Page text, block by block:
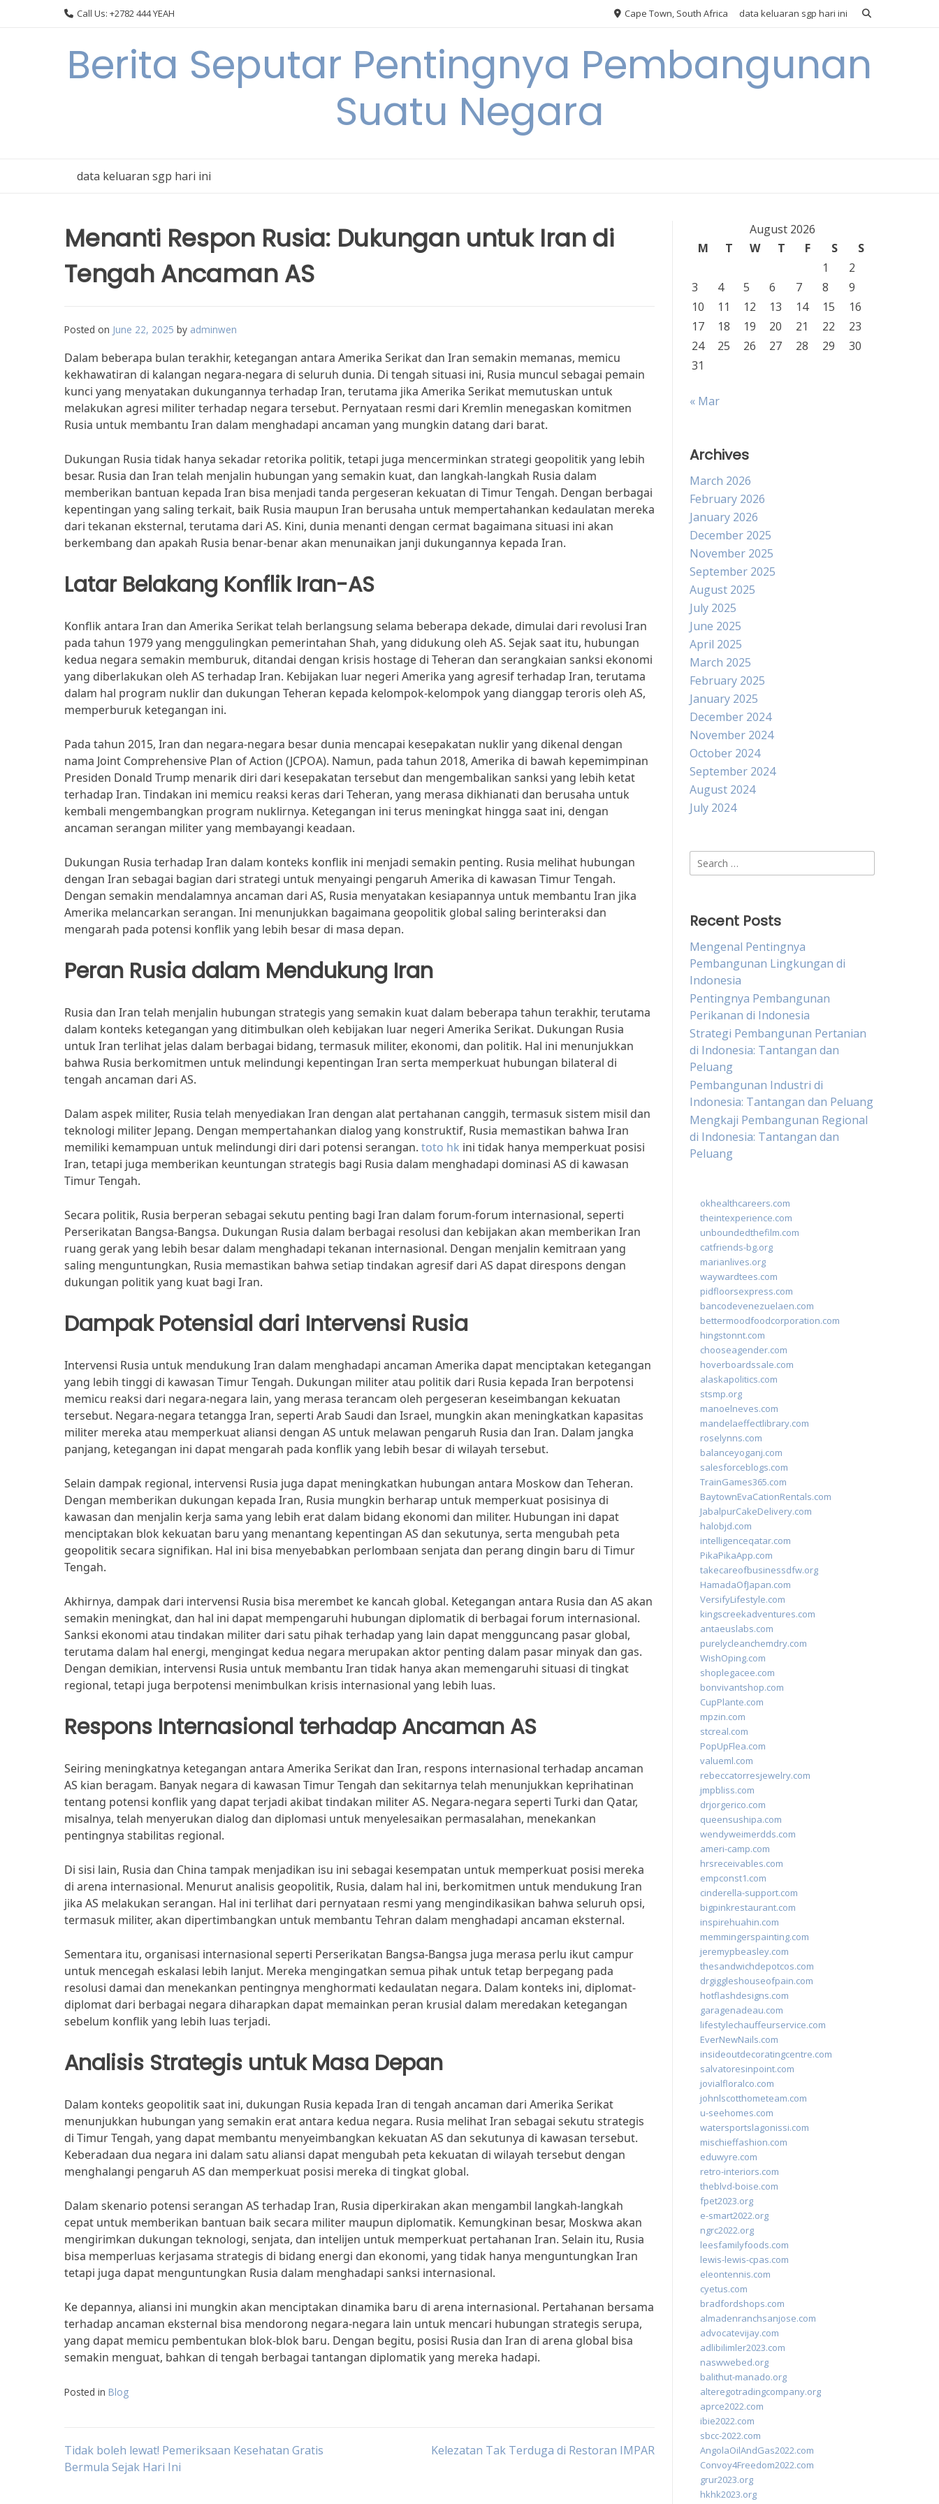
Call Us: +2782 444 YEAH Cape Town, South Africa data keluaran sgp hari ini
Berita Seputar Pentingnya Pembangunan
Suatu Negara
data keluaran sgp hari ini
Menanti Respon Rusia: Dukungan untuk Iran di
Tengah Ancaman AS
Posted on June 22, 2025 by adminwen
Dalam beberapa bulan terakhir, ketegangan antara Amerika Serikat dan Iran semakin memanas, memicu
kekhawatiran di kalangan negara-negara di seluruh dunia. Di tengah situasi ini, Rusia muncul sebagai pemain
kunci yang menyatakan dukungannya terhadap Iran, terutama jika Amerika Serikat memutuskan untuk
melakukan agresi militer terhadap negara tersebut. Pernyataan resmi dari Kremlin menegaskan komitmen
Rusia untuk membantu Iran dalam menghadapi ancaman yang mungkin datang dari barat.
Dukungan Rusia tidak hanya sekadar retorika politik, tetapi juga mencerminkan strategi geopolitik yang lebih
besar. Rusia dan Iran telah menjalin hubungan yang semakin kuat, dan langkah-langkah Rusia dalam
memberikan bantuan kepada Iran bisa menjadi tanda pergeseran kekuatan di Timur Tengah. Dengan berbagai
kepentingan yang saling terkait, baik Rusia maupun Iran berusaha untuk mempertahankan kedaulatan mereka
dari tekanan eksternal, terutama dari AS. Kini, dunia menanti dengan cermat bagaimana situasi ini akan
berkembang dan apakah Rusia benar-benar akan menunaikan janji dukungannya kepada Iran.
Latar Belakang Konflik Iran-AS
Konflik antara Iran dan Amerika Serikat telah berlangsung selama beberapa dekade, dimulai dari revolusi Iran
pada tahun 1979 yang menggulingkan pemerintahan Shah, yang didukung oleh AS. Sejak saat itu, hubungan
kedua negara semakin memburuk, ditandai dengan krisis hostage di Teheran dan serangkaian sanksi ekonomi
yang diberlakukan oleh AS terhadap Iran. Kebijakan luar negeri Amerika yang agresif terhadap Iran, terutama
dalam hal program nuklir dan dukungan Teheran kepada kelompok-kelompok yang dianggap teroris oleh AS,
memperburuk ketegangan ini.
Pada tahun 2015, Iran dan negara-negara besar dunia mencapai kesepakatan nuklir yang dikenal dengan
nama Joint Comprehensive Plan of Action (JCPOA). Namun, pada tahun 2018, Amerika di bawah kepemimpinan
Presiden Donald Trump menarik diri dari kesepakatan tersebut dan mengembalikan sanksi yang lebih ketat
terhadap Iran. Tindakan ini memicu reaksi keras dari Teheran, yang merasa dikhianati dan berusaha untuk
kembali mengembangkan program nuklirnya. Ketegangan ini terus meningkat hingga saat ini, dengan
ancaman serangan militer yang membayangi keadaan.
Dukungan Rusia terhadap Iran dalam konteks konflik ini menjadi semakin penting. Rusia melihat hubungan
dengan Iran sebagai bagian dari strategi untuk menyaingi pengaruh Amerika di kawasan Timur Tengah.
Dengan semakin mendalamnya ancaman dari AS, Rusia menyatakan kesiapannya untuk membantu Iran jika
Amerika melancarkan serangan. Ini menunjukkan bagaimana geopolitik global saling berinteraksi dan
mengarah pada potensi konflik yang lebih besar di masa depan.
Peran Rusia dalam Mendukung Iran
Rusia dan Iran telah menjalin hubungan strategis yang semakin kuat dalam beberapa tahun terakhir, terutama
dalam konteks ketegangan yang ditimbulkan oleh kebijakan luar negeri Amerika Serikat. Dukungan Rusia
untuk Iran terlihat jelas dalam berbagai bidang, termasuk militer, ekonomi, dan politik. Hal ini menunjukkan
bahwa Rusia berkomitmen untuk melindungi kepentingan Iran serta memperkuat hubungan bilateral di
tengah ancaman dari AS.
Dalam aspek militer, Rusia telah menyediakan Iran dengan alat pertahanan canggih, termasuk sistem misil dan
teknologi militer Jepang. Dengan mempertahankan dialog yang konstruktif, Rusia memastikan bahwa Iran
memiliki kemampuan untuk melindungi diri dari potensi serangan. toto hk ini tidak hanya memperkuat posisi
Iran, tetapi juga memberikan keuntungan strategis bagi Rusia dalam menghadapi dominasi AS di kawasan
Timur Tengah.
Secara politik, Rusia berperan sebagai sekutu penting bagi Iran dalam forum-forum internasional, seperti
Perserikatan Bangsa-Bangsa. Dukungan Rusia dalam berbagai resolusi dan kebijakan akan memberikan Iran
ruang gerak yang lebih besar dalam menghadapi tekanan internasional. Dengan menjalin kemitraan yang
saling menguntungkan, Rusia memastikan bahwa setiap tindakan agresif dari AS dapat direspons dengan
dukungan politik yang kuat bagi Iran.
Dampak Potensial dari Intervensi Rusia
Intervensi Rusia untuk mendukung Iran dalam menghadapi ancaman Amerika dapat menciptakan ketegangan
yang lebih tinggi di kawasan Timur Tengah. Dukungan militer atau politik dari Rusia kepada Iran berpotensi
memicu reaksi dari negara-negara lain, yang merasa terancam oleh pergeseran keseimbangan kekuatan
tersebut. Negara-negara tetangga Iran, seperti Arab Saudi dan Israel, mungkin akan meningkatkan kapasitas
militer mereka atau memperkuat aliansi dengan AS untuk melawan pengaruh Rusia dan Iran. Dalam jangka
panjang, ketegangan ini dapat mengarah pada konflik yang lebih besar di wilayah tersebut.
Selain dampak regional, intervensi Rusia juga dapat meningkatkan hubungan antara Moskow dan Teheran.
Dengan memberikan dukungan kepada Iran, Rusia mungkin berharap untuk memperkuat posisinya di
kawasan dan menjalin kerja sama yang lebih erat dalam bidang ekonomi dan militer. Hubungan ini dapat
menciptakan blok kekuatan baru yang menantang kepentingan AS dan sekutunya, serta mengubah peta
geopolitik secara signifikan. Hal ini bisa menyebabkan perlombaan senjata dan perang dingin baru di Timur
Tengah.
Akhirnya, dampak dari intervensi Rusia bisa merembet ke kancah global. Ketegangan antara Rusia dan AS akan
semakin meningkat, dan hal ini dapat mempengaruhi hubungan diplomatik di berbagai forum internasional.
Sanksi ekonomi atau tindakan militer dari satu pihak terhadap yang lain dapat mengguncang pasar global,
terutama dalam hal energi, mengingat kedua negara merupakan aktor penting dalam pasar minyak dan gas.
Dengan demikian, intervensi Rusia untuk membantu Iran tidak hanya akan memengaruhi situasi di tingkat
regional, tetapi juga berpotensi menimbulkan krisis internasional yang lebih luas.
Respons Internasional terhadap Ancaman AS
Seiring meningkatnya ketegangan antara Amerika Serikat dan Iran, respons internasional terhadap ancaman
AS kian beragam. Banyak negara di kawasan Timur Tengah dan sekitarnya telah menunjukkan keprihatinan
tentang potensi konflik yang dapat terjadi akibat tindakan militer AS. Negara-negara seperti Turki dan Qatar,
misalnya, telah menyerukan dialog dan diplomasi untuk menyelesaikan permasalahan, menekankan
pentingnya stabilitas regional.
Di sisi lain, Rusia dan China tampak menjadikan isu ini sebagai kesempatan untuk memperkuat posisi mereka
di arena internasional. Menurut analisis geopolitik, Rusia, dalam hal ini, berkomitmen untuk mendukung Iran
jika AS melakukan serangan. Hal ini terlihat dari pernyataan resmi yang mengindikasikan bahwa seluruh opsi,
termasuk militer, akan dipertimbangkan untuk membantu Tehran dalam menghadapi ancaman eksternal.
Sementara itu, organisasi internasional seperti Perserikatan Bangsa-Bangsa juga merasa perlu ikut campur
untuk mencegah eskalasi lebih lanjut. Mereka mengingatkan semua pihak untuk tetap berpegang pada
resolusi damai dan menekankan pentingnya menghormati kedaulatan negara. Dalam konteks ini, diplomat-
diplomat dari berbagai negara diharapkan dapat memainkan peran krusial dalam meredakan ketegangan
sebelum konflik yang lebih luas terjadi.
Analisis Strategis untuk Masa Depan
Dalam konteks geopolitik saat ini, dukungan Rusia kepada Iran di tengah ancaman dari Amerika Serikat
menunjukkan hubungan yang semakin erat antara kedua negara. Rusia melihat Iran sebagai sekutu strategis
di Timur Tengah, yang dapat membantu menyeimbangkan kekuatan AS dan sekutunya di kawasan tersebut.
Keberadaan dua negara ini dalam satu aliansi dapat mengubah peta kekuatan di wilayah tersebut dengan
menghalangi pengaruh AS dan memperkuat posisi mereka di tingkat global.
Dalam skenario potensi serangan AS terhadap Iran, Rusia diperkirakan akan mengambil langkah-langkah
cepat untuk memberikan bantuan baik secara militer maupun diplomatik. Kemungkinan besar, Moskwa akan
mengirimkan dukungan teknologi, senjata, dan intelijen untuk memperkuat pertahanan Iran. Selain itu, Rusia
bisa memperluas kerjasama strategis di bidang energi dan ekonomi, yang tidak hanya menguntungkan Iran
tetapi juga dapat menguntungkan Rusia dalam menghadapi sanksi internasional.
Ke depannya, aliansi ini mungkin akan menciptakan dinamika baru di arena internasional. Pertahanan bersama
terhadap ancaman eksternal bisa mendorong negara-negara lain untuk mencari hubungan strategis serupa,
yang dapat memicu pembentukan blok-blok baru. Dengan begitu, posisi Rusia dan Iran di arena global bisa
semakin menguat, bahkan di tengah berbagai tantangan diplomatik yang mereka hadapi.
Posted in Blog
Post
Tidak boleh lewat! Pemeriksaan Kesehatan Gratis
Bermula Sejak Hari Ini
Kelezatan Tak Terduga di Restoran IMPAR
August 2026
M
T W T F S
S
1
2
3
4 5 6 7 8
9
10
11 12 13 14 15
16
17
18 19 20 21 22
23
24
25 26 27 28 29
30
31
« Mar
Archives
March 2026
February 2026
January 2026
December 2025
November 2025
September 2025
August 2025
July 2025
June 2025
April 2025
March 2025
February 2025
January 2025
December 2024
November 2024
October 2024
September 2024
August 2024
July 2024
Search
for:
Recent Posts
Mengenal Pentingnya
Pembangunan Lingkungan di
Indonesia
Pentingnya Pembangunan
Perikanan di Indonesia
Strategi Pembangunan Pertanian
di Indonesia: Tantangan dan
Peluang
Pembangunan Industri di
Indonesia: Tantangan dan Peluang
Mengkaji Pembangunan Regional
di Indonesia: Tantangan dan
Peluang
okhealthcareers.com
theintexperience.com
unboundedthefilm.com
catfriends-bg.org
marianlives.org
waywardtees.com
pidfloorsexpress.com
bancodevenezuelaen.com
bettermoodfoodcorporation.com
hingstonnt.com
chooseagender.com
hoverboardssale.com
alaskapolitics.com
stsmp.org
manoelneves.com
mandelaeffectlibrary.com
roselynns.com
balanceyoganj.com
salesforceblogs.com
TrainGames365.com
BaytownEvaCationRentals.com
JabalpurCakeDelivery.com
halobjd.com
intelligenceqatar.com
PikaPikaApp.com
takecareofbusinessdfw.org
HamadaOfJapan.com
VersifyLifestyle.com
kingscreekadventures.com
antaeuslabs.com
purelycleanchemdry.com
WishOping.com
shoplegacee.com
bonvivantshop.com
CupPlante.com
mpzin.com
stcreal.com
PopUpFlea.com
valueml.com
rebeccatorresjewelry.com
jmpbliss.com
drjorgerico.com
queensushipa.com
wendyweimerdds.com
ameri-camp.com
hrsreceivables.com
empconst1.com
cinderella-support.com
bigpinkrestaurant.com
inspirehuahin.com
memmingerspainting.com
jeremypbeasley.com
thesandwichdepotcos.com
drgiggleshouseofpain.com
hotflashdesigns.com
garagenadeau.com
lifestylechauffeurservice.com
EverNewNails.com
insideoutdecoratingcentre.com
salvatoresinpoint.com
jovialfloralco.com
johnlscotthometeam.com
u-seehomes.com
watersportslagonissi.com
mischieffashion.com
eduwyre.com
retro-interiors.com
theblvd-boise.com
fpet2023.org
e-smart2022.org
ngrc2022.org
leesfamilyfoods.com
lewis-lewis-cpas.com
eleontennis.com
cyetus.com
bradfordshops.com
almadenranchsanjose.com
advocatevijay.com
adlibilimler2023.com
naswwebed.org
balithut-manado.org
alteregotradingcompany.org
aprce2022.com
ibie2022.com
sbcc-2022.com
AngolaOilAndGas2022.com
Convoy4Freedom2022.com
grur2023.org
hkhk2023.org